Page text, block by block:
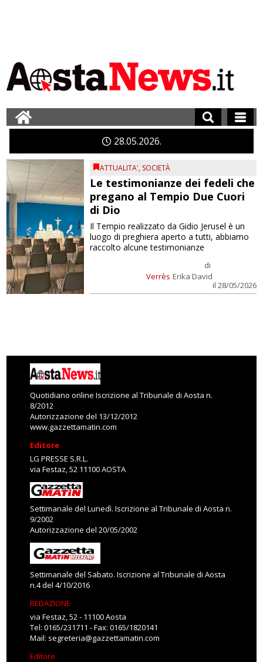
2805 2026
ATTUALITA', SOCIETÀ
Le testimonianze dei fedeli che
pregano al Tempio Due Cuori
di Dio
Verrès
di
Erika David
il 28/05/2026
Il Tempio realizzato da Gidio Jerusel è un
luogo di preghiera aperto a tutti, abbiamo
raccolto alcune testimonianze
Quotidiano online Iscrizione al Tribunale di Aosta n.
8/2012
Autorizzazione del 13/12/2012
www.gazzettamatin.com
Editore
LG PRESSE S.R.L.
via Festaz, 52 11100 AOSTA
Settimanale del Lunedì. Iscrizione al Tribunale di Aosta n.
9/2002
Autorizzazione del 20/05/2002
Settimanale del Sabato. Iscrizione al Tribunale di Aosta
n.4 del 4/10/2016
REDAZIONE
via Festaz, 52 - 11100 Aosta
Tel: 0165/231711 - Fax: 0165/1820141
Mail: segreteria@gazzettamatin.com
Editore